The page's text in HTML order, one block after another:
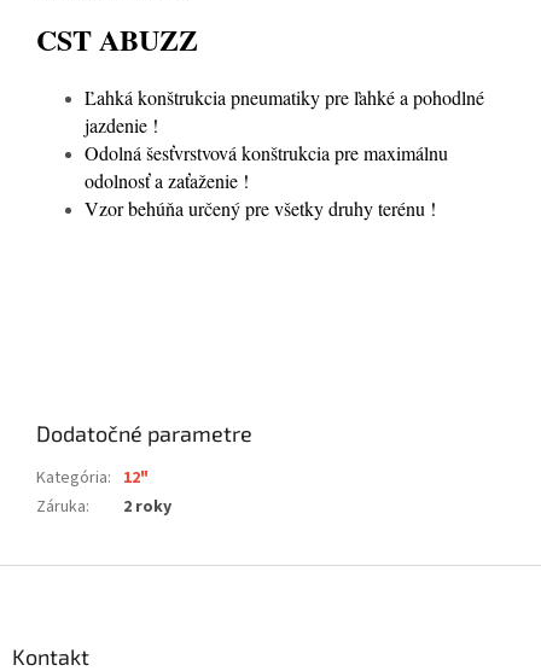
CST ABUZZ
Ľahká konštrukcia pneumatiky pre ľahké a pohodlné
jazdenie !
Odolná šesťvrstvová konštrukcia pre maximálnu
odolnosť a zaťaženie !
Vzor behúňa určený pre všetky druhy terénu !
Dodatočné parametre
Kategória: 12"
Záruka: 2 roky
Kontakt